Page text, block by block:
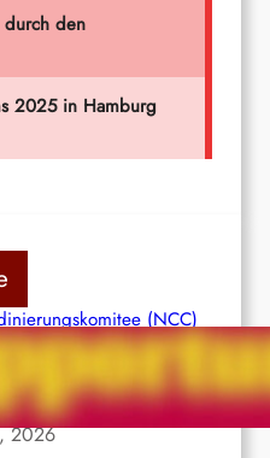
(NCC)
Partei Indiens
Postmoderner
2026